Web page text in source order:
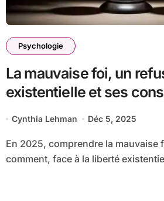
Psychologie
La mauvaise foi, un
existentielle et ses
Cynthia Lehman Déc 5, 2025
En 2025, comprendre la mauvaise foi revient à examiner
comment, face à la liberté